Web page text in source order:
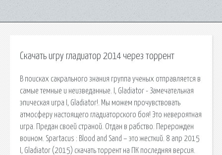
Скачать игру гладиатор 2014 через торрент
В поисках сакрального знания группа ученых отправляется в
самые темные и неизведанные. I, Gladiator - Замечательная
эпическая игра I, Gladiator!. Мы можем прочувствовать
атмосферу настоящего гладиаторского боя! Это невероятная
игра. Предан своей страной. Отдан в рабство. Перерожден
воином. Spartacus : Blood and Sand – это жесткий. 8 апр 2015
I, Gladiator (2015) скачать торрент на ПК последняя версия.